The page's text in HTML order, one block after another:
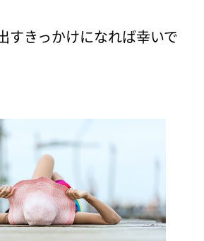
すきっかけになれば幸いで